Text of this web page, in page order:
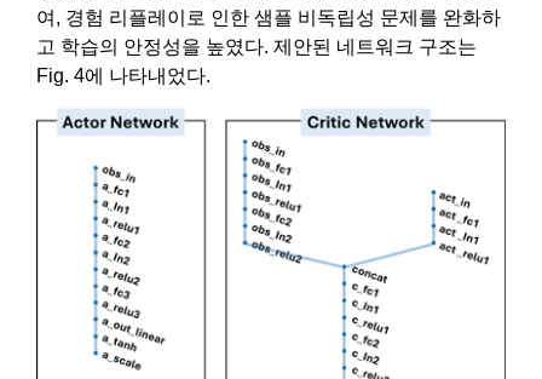
여, 경험 리플레이로 인한 샘플 비독립성 문제를 완화하
고 학습의 안정성을 높였다. 제안된 네트워크 구조는
Fig. 4에 나타내었다.